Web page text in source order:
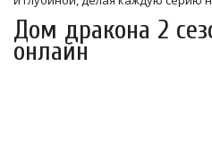
Дом дракона 2
онлайн